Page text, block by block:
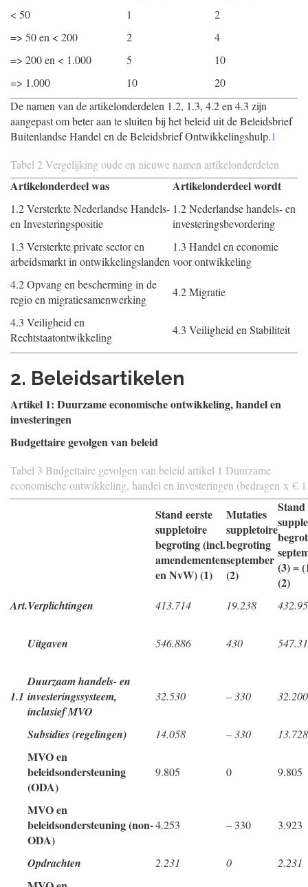
< 50 1
2
=> 50 en < 200
2
4
=> 200 en < 1.000
5
10
=> 1.000
10
20
De namen van de artikelonderdelen 1.2, 1.3, 4.2 en 4.3 zijn
aangepast om beter aan te sluiten bij het beleid uit de Beleidsbrief
Buitenlandse Handel en de Beleidsbrief Ontwikkelingshulp.1
Tabel 2 Vergelijking oude en nieuwe namen artikelonderdelen
Artikelonderdeel was Artikelonderdeel wordt
1.2 Versterkte Nederlandse Handels-
en Investeringspositie
1.2 Nederlandse handels- en
investeringsbevordering
1.3 Versterkte private sector en
arbeidsmarkt in ontwikkelingslanden
1.3 Handel en economie
voor ontwikkeling
4.2 Opvang en bescherming in de
regio en migratiesamenwerking
4.2 Migratie
4.3 Veiligheid en
Rechtstaatontwikkeling
4.3 Veiligheid en Stabiliteit
2. Beleidsartikelen
Artikel 1: Duurzame economische ontwikkeling, handel en
investeringen
Budgettaire gevolgen van beleid
Tabel 3 Budgettaire gevolgen van beleid artikel 1 Duurzame
economische ontwikkeling, handel en investeringen (bedragen x €
Stand eerste
suppletoire
begroting (incl.
amendementen
en NvW) (1)
Mutaties
suppletoire
begroting
september
(2)
Stand
(3) =
(2)
Art.Verplichtingen 413.714 19.238
Uitgaven 546.886 430
1.1
Duurzaam handels- en
investeringssysteem,
inclusief MVO
32.530 – 330 32.200
Subsidies (regelingen) 14.058 – 330 13.728
MVO en
beleidsondersteuning
(ODA)
9.805 0 9.805
MVO en
beleidsondersteuning (non-
ODA)
4.253 – 330 3.923
Opdrachten 2.231 0 2.231